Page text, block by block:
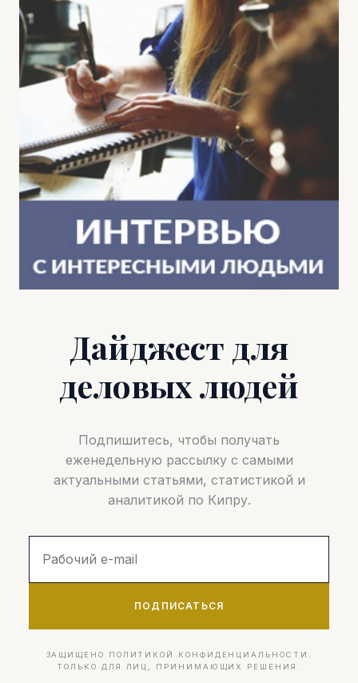
Дайджест для
деловых людей
Подпишитесь, чтобы получать
еженедельную рассылку с самыми
актуальными статьями, статистикой и
аналитикой по Кипру.
ПОДПИСАТЬСЯ
ЗАЩИЩЕНО ПОЛИТИКОЙ КОНФИДЕНЦИАЛЬНОСТИ.
ТОЛЬКО ДЛЯ ЛИЦ, ПРИНИМАЮЩИХ РЕШЕНИЯ.